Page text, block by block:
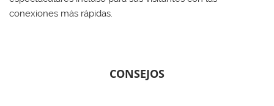
conexiones más rápidas.
CONSEJOS